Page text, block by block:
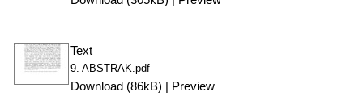
Text
9. ABSTRAK.pdf
Download (86kB) Preview